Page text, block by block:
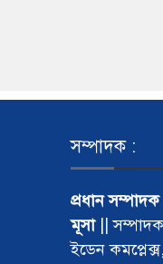
সম্পাদক :
প্রধান
মূসা|| সম্পাদক
ইডেন